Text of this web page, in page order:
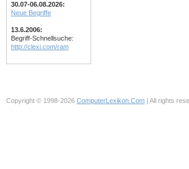
30.07-06.08.2026:
Neue Begriffe
13.6.2006:
Begriff-Schnellsuche:
http://clexi.com/ram
Copyright © 1998-2026 ComputerLexikon.Com | All rights